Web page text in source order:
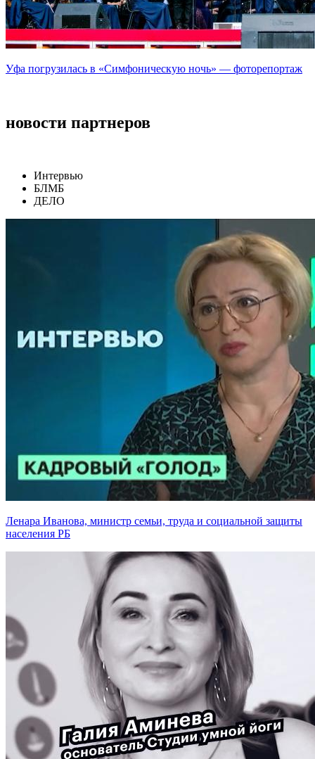
Уфа погрузилась в «Симфоническую ночь» — фоторепортаж
новости партнеров
Интервью
БЛМБ
ДЕЛО
Ленара Иванова, министр семьи, труда и социальной защиты
населения РБ